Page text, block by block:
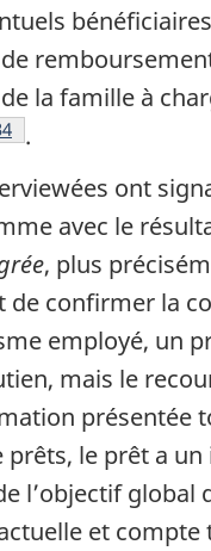
la famille à
de bas de page
.
ont
avec le
, plus
de confirmer la
employé, un
mais le
le prêt a
l’objectif
et